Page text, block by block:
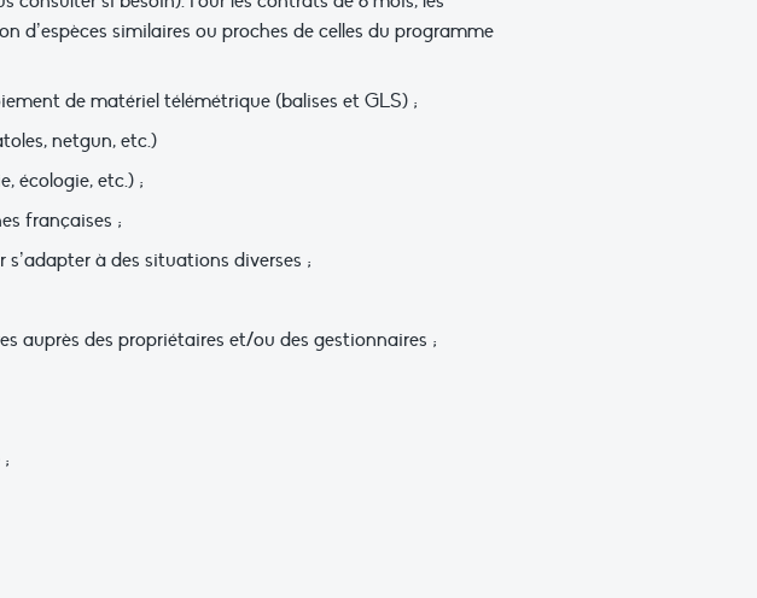
d’espèces similaires ou proches de celles du programme
de matériel télémétrique (balises et GLS) ;
netgun, etc.)
écologie, etc.) ;
françaises ;
à des situations diverses ;
auprès des propriétaires et/ou des gestionnaires ;